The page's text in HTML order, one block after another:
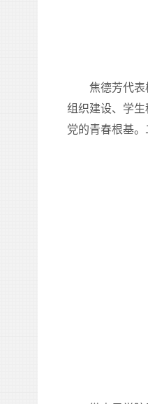
焦德芳代表
组织建设、 学生
党的青春根基